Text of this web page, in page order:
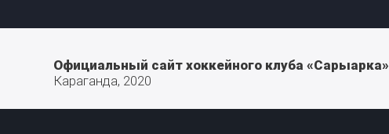
Официальный сайт хоккейного клуба «Сарыарка»
Караганда, 2020